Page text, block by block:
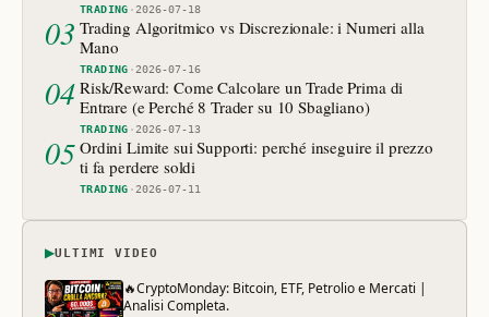
TRADING ·2026-07-18
03 Trading Algoritmico vs Discrezionale: i Numeri alla
Mano
TRADING ·2026-07-16
04 Risk/Reward: Come Calcolare un Trade Prima di
Entrare (e Perché 8 Trader su 10 Sbagliano)
TRADING ·2026-07-13
05 Ordini Limite sui Supporti: perché inseguire il prezzo
ti fa perdere soldi
TRADING ·2026-07-11
▶ULTIMI VIDEO
🔥CryptoMonday: Bitcoin, ETF, Petrolio e Mercati |
Analisi Completa.